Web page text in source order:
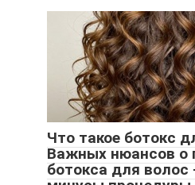
Что такое ботокс
Важных нюансов о
ботокса для